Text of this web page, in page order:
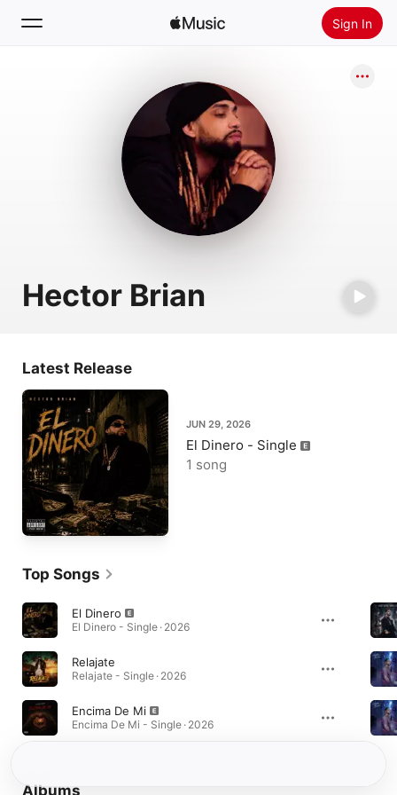
Sign In
Install Apple Music
Hector Brian
Latest Release
JUN 29, 2026
El Dinero - Single
1 song
Top Songs
El Dinero
El Dinero - Single · 2026
Relajate
Relajate - Single · 2026
Encima De Mi
Encima De Mi - Single · 2026
Albums